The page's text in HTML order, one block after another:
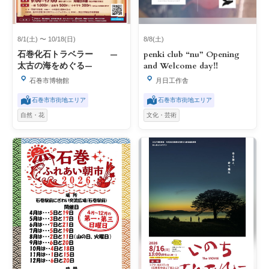
8/1(土) 〜 10/18(日)
石巻化石トラベラー ―
太古の海をめぐる―
石巻市博物館
石巻市市街地エリア
自然・花
8/8(土)
penki club “nu” Opening
and Welcome day‼︎
月日工作舎
石巻市市街地エリア
文化・芸術